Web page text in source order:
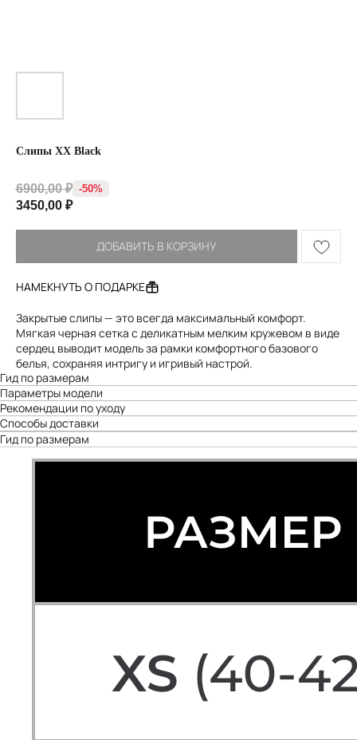
Слипы XX Black
6900,00 ₽ -50%
3450,00 ₽
ДОБАВИТЬ В КОРЗИНУ
НАМЕКНУТЬ О ПОДАРКЕ
Закрытые слипы — это всегда максимальный комфорт.
Мягкая черная сетка с деликатным мелким кружевом в виде
сердец выводит модель за рамки комфортного базового
белья, сохраняя интригу и игривый настрой.
Гид по размерам
Параметры модели
Рекомендации по уходу
Способы доставки
Гид по размерам